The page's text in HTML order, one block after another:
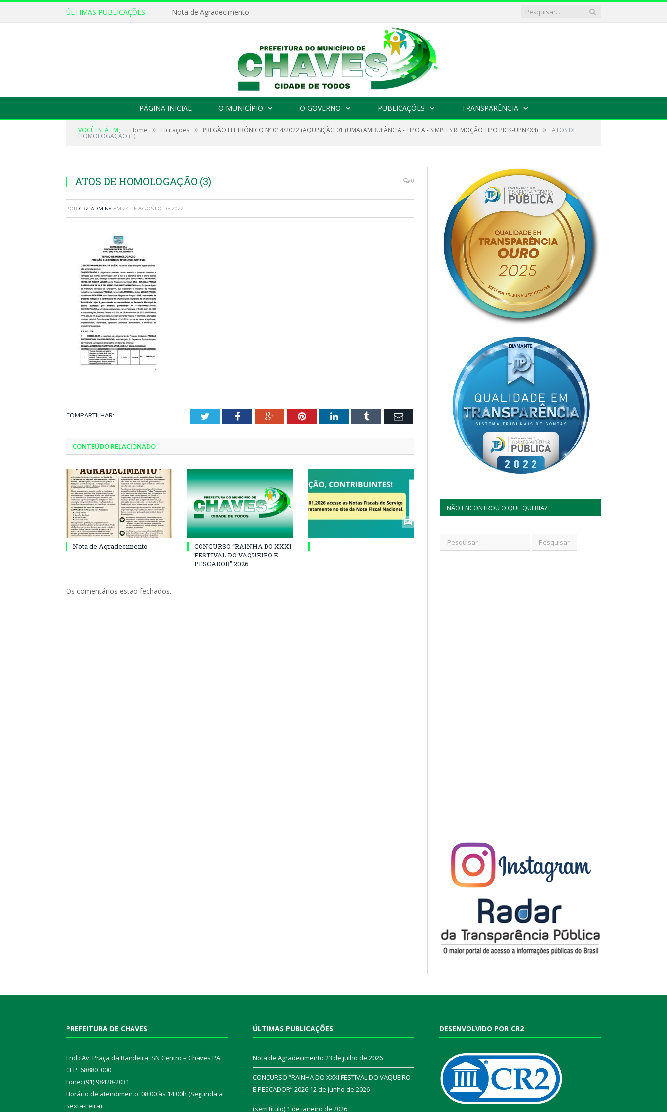
ÚLTIMAS PUBLICAÇÕES: Nota de Agradecimento
PÁGINA INICIAL O MUNICÍPIO O GOVERNO PUBLICAÇÕES TRANSPARÊNCIA
VOCÊ ESTÁ EM: Home » Licitações » PREGÃO ELETRÔNICO Nº 014/2022 (AQUISIÇÃO 01 (UMA) AMBULÂNCIA - TIPO A - SIMPLES REMOÇÃO TIPO PICK-UPN4X4) » ATOS DE
HOMOLOGAÇÃO (3)
ATOS DE HOMOLOGAÇÃO (3) 0
POR CR2-ADMIN8 EM 24 DE AGOSTO DE 2022
COMPARTILHAR: TwitterFacebookGoogle+PinterestLinkedInTumblr Email
CONTEÚDO RELACIONADO
Nota de Agradecimento
CONCURSO “RAINHA DO XXXI
FESTIVAL DO VAQUEIRO E
PESCADOR” 2026
Os comentários estão fechados.
NÃO ENCONTROU O QUE QUERIA?
PREFEITURA DE CHAVES
End.: Av. Praça da Bandeira, SN Centro – Chaves PA
CEP: 68880 .000
Fone: (91) 98428-2031
Horário de atendimento: 08:00 às 14:00h (Segunda a
Sexta-Feira)
ÚLTIMAS PUBLICAÇÕES
Nota de Agradecimento 23 de julho de 2026
CONCURSO “RAINHA DO XXXI FESTIVAL DO VAQUEIRO
E PESCADOR” 2026 12 de junho de 2026
(sem título) 1 de janeiro de 2026
DESENVOLVIDO POR CR2